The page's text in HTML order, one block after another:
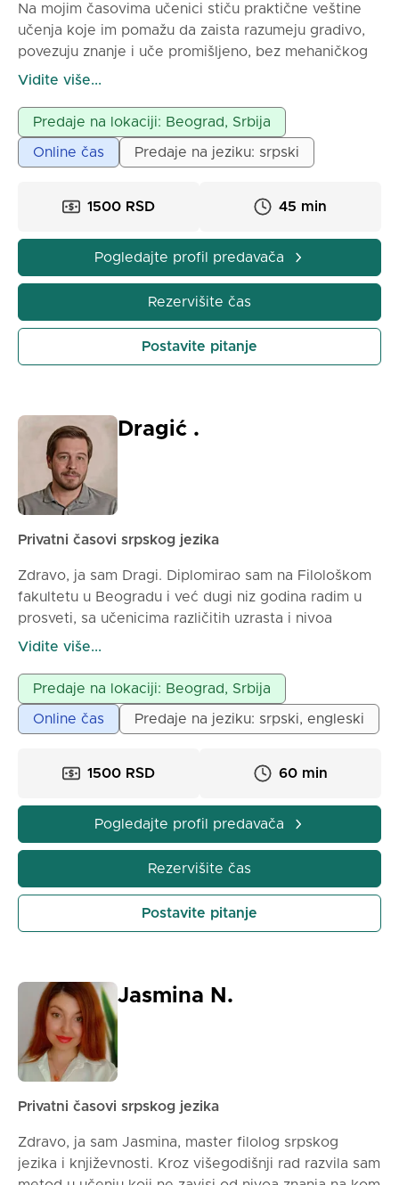
Na mojim časovima učenici stiču praktične veštine
učenja koje im pomažu da zaista razumeju gradivo,
povezuju znanje i uče promišljeno, bez mehaničkog
pamćenja. Kroz rad otkrivaju da čitanje može biti
traje 90 minuta i ispunjen je aktivnostima poput
radnih kartica, kreativnih igara i zanimljivih
prezentaciji.
Vidite više...
Predaje na lokaciji: Beograd, Srbija
Online čas Predaje na jeziku: srpski
1500 RSD 45 min
Pogledajte profil predavača
Rezervišite čas
Postavite pitanje
Dragić .
Privatni časovi srpskog jezika
Zdravo, ja sam Dragi. Diplomirao sam na Filološkom
fakultetu u Beogradu i već dugi niz godina radim u
prosveti, sa učenicima različitih uzrasta i nivoa
znanja. Tokom rada stekao sam bogato iskustvo u
popravne ispite, kao i završne ispite. Posebno
uspešno pripremam učenike za malu maturu i
prijemne ispite za srednje škole i fakultete, kroz
detaljno objašnjavanje zadataka. Nastojim da gradivo
pristup svakom učeniku. Cilj mi je da učenik razume
gradivo, stekne sigurnost i samopouzdanje, ali i da
postigne što bolji rezultat na ispitu. Na časovima
* gramatiku i pravopis
* tumačenje književnih dela
* pripreme za malu maturu Časovi mogu biti uživo ili
onlajn, uz dogovor oko termina.
Rad je individualan i u potpunosti prilagođen
potrebama učenika. Za više informacija i dogovor
oko termina, slobodno se javite.
Vidite više...
Predaje na lokaciji: Beograd, Srbija
Online čas Predaje na jeziku: srpski, engleski
1500 RSD 60 min
Pogledajte profil predavača
Rezervišite čas
Postavite pitanje
Jasmina N.
Privatni časovi srpskog jezika
Zdravo, ja sam Jasmina, master filolog srpskog
jezika i književnosti. Kroz višegodišnji rad razvila sam